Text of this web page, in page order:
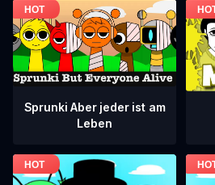
Sprunki Aber jeder ist am
Leben